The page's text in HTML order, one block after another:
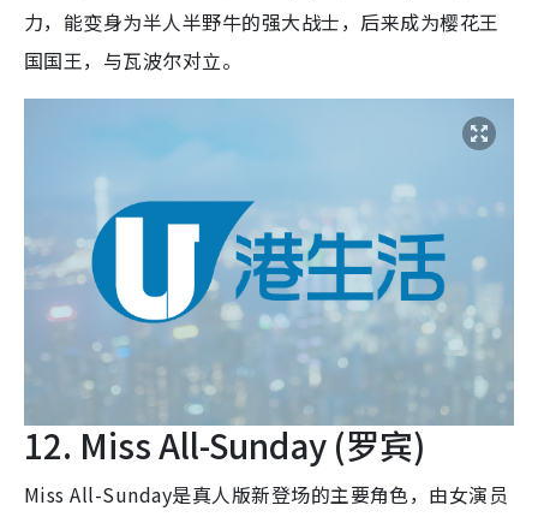
力，能变身为半人半野牛的强大战士，后来成为樱花王
国国王，与瓦波尔对立。
12. Miss All-Sunday (罗宾)
Miss All-Sunday是真人版新登场的主要角色，由女演员